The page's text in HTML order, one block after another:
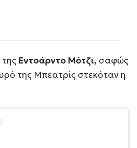
Εντοάρντο Μότζι, σαφώς
της Μπεατρίς στεκόταν η